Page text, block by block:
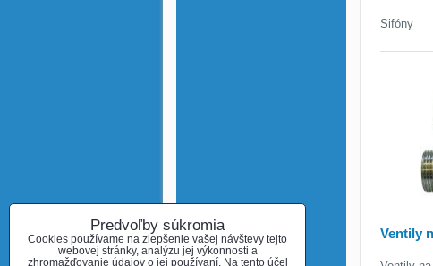
Sifóny
Ventily
Predvoľby súkromia
Cookies používame na zlepšenie vašej návštevy tejto
webovej stránky, analýzu jej výkonnosti a
zhromažďovanie údajov o jej používaní. Na tento účel